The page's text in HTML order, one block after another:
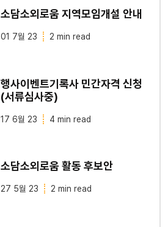
소담소외로움 지역모임개설 안내
01 7월 23 2 min read
행사이벤트기록사 민간자격 신청
(서류심사중)
17 6월 23 4 min read
소담소외로움 활동 후보안
27 5월 23 2 min read